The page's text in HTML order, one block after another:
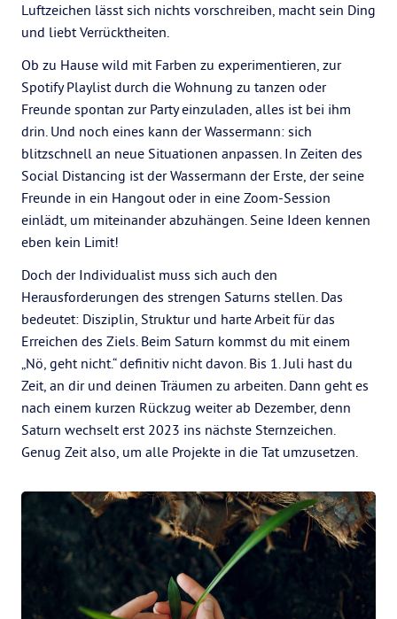
Luftzeichen lässt sich nichts vorschreiben, macht sein Ding
und liebt Verrücktheiten.
Ob zu Hause wild mit Farben zu experimentieren, zur
Spotify Playlist durch die Wohnung zu tanzen oder
Freunde spontan zur Party einzuladen, alles ist bei ihm
drin. Und noch eines kann der Wassermann: sich
blitzschnell an neue Situationen anpassen. In Zeiten des
Social Distancing ist der Wassermann der Erste, der seine
Freunde in ein Hangout oder in eine Zoom-Session
einlädt, um miteinander abzuhängen. Seine Ideen kennen
eben kein Limit!
Doch der Individualist muss sich auch den
Herausforderungen des strengen Saturns stellen. Das
bedeutet: Disziplin, Struktur und harte Arbeit für das
Erreichen des Ziels. Beim Saturn kommst du mit einem
„Nö, geht nicht.“ definitiv nicht davon. Bis 1. Juli hast du
Zeit, an dir und deinen Träumen zu arbeiten. Dann geht es
nach einem kurzen Rückzug weiter ab Dezember, denn
Saturn wechselt erst 2023 ins nächste Sternzeichen.
Genug Zeit also, um alle Projekte in die Tat umzusetzen.